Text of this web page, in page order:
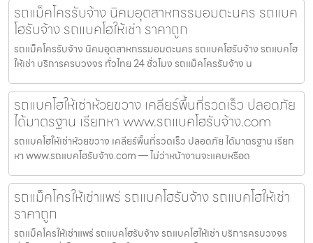
รถแม็คโครรับจ้าง นิคมอุตสาหกรรมอมตะนคร รถแบค
โฮรับจ้าง รถแบคโฮให้เช่า ราคาถูก
รถแม็คโครรับจ้าง นิคมอุตสาหกรรมอมตะนคร รถแบคโฮรับจ้าง รถแบคโฮ
ให้เช่า บริการครบวงจร ทั่วไทย 24 ชั่วโมง รถแม็คโครรับจ้าง น
รถแบคโฮให้เช่าห้วยขวาง เคลียร์พื้นที่รวดเร็ว ปลอดภัย
ได้มาตรฐาน เรียกหา www.รถแบคโฮรับจ้าง.com
รถแบคโฮให้เช่าห้วยขวาง เคลียร์พื้นที่รวดเร็ว ปลอดภัย ได้มาตรฐาน เรียก
หา www.รถแบคโฮรับจ้าง.com — ไม่ว่าหน้างานจะแคบหรือด
รถแม็คโครให้เช่าแพร่ รถแบคโฮรับจ้าง รถแบคโฮให้เช่า
ราคาถูก
รถแม็คโครให้เช่าแพร่ รถแบคโฮรับจ้าง รถแบคโฮให้เช่า บริการครบวงจร